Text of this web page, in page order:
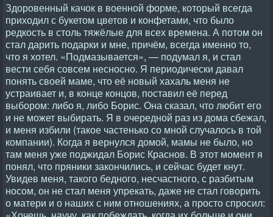
Здоровенный качок в военной форме, который всегда
приходил с букетом цветов и конфетами, что было
редкость в столь тяжёлые для всех времена. А потом он
стал дарить подарки и мне, причём, всегда именно то,
что я хотел. «Подмазывается», — подумал я, и стал
вести себя совсем несносно. Я периодически давал
понять своей маме, что её новый хахаль меня не
устраивает и, в конце концов, поставил её перед
выбором: либо я, либо Борис. Она сказал, что любит его
и не может выбирать. Я в очередной раз из дома сбежал,
и меня избили (такое частенько со мной случалось в той
компании). Когда я вернулся домой, мамы не было, но
там меня уже поджидал Борис Краснов. В этот момент я
понял, что пряники закончились, и сейчас будет кнут.
Увидев меня, такого бедного, несчастного, с разбитым
носом, он не стал меня упрекать, даже не стал говорить
о матери и о наших с ним отношениях, а просто спросил: